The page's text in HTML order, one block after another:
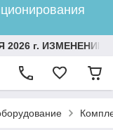
2026 г.